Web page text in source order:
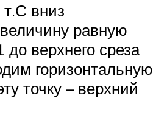
вниз
равную
до верхнего среза
горизонтальную
точку – верхний